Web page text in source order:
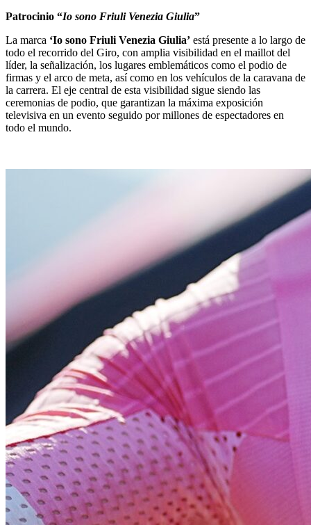
Patrocinio “Io sono Friuli Venezia Giulia”
La marca ‘Io sono Friuli Venezia Giulia’ está presente a lo largo de
todo el recorrido del Giro, con amplia visibilidad en el maillot del
líder, la señalización, los lugares emblemáticos como el podio de
firmas y el arco de meta, así como en los vehículos de la caravana de
la carrera. El eje central de esta visibilidad sigue siendo las
ceremonias de podio, que garantizan la máxima exposición
televisiva en un evento seguido por millones de espectadores en
todo el mundo.